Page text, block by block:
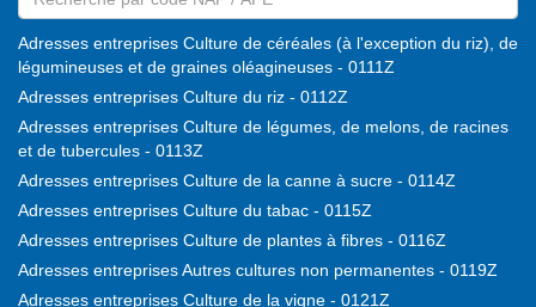
Adresses entreprises Culture de céréales (à l'exception du riz), de
légumineuses et de graines oléagineuses - 0111Z
Adresses entreprises Culture du riz - 0112Z
Adresses entreprises Culture de légumes, de melons, de racines
et de tubercules - 0113Z
Adresses entreprises Culture de la canne à sucre - 0114Z
Adresses entreprises Culture du tabac - 0115Z
Adresses entreprises Culture de plantes à fibres - 0116Z
Adresses entreprises Autres cultures non permanentes - 0119Z
Adresses entreprises Culture de la vigne - 0121Z